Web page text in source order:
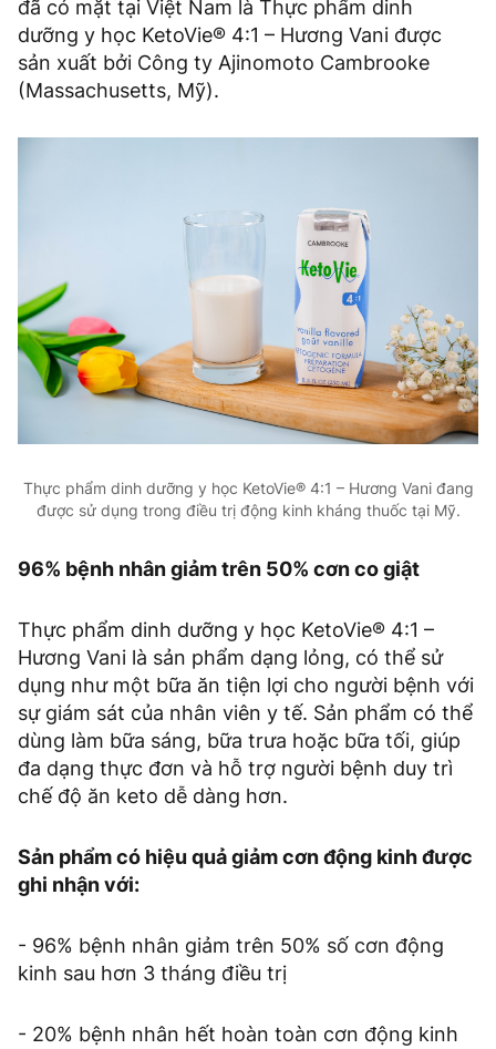
đã có mặt tại Việt Nam là Thực phẩm dinh
dưỡng y học KetoVie® 4:1 – Hương Vani được
sản xuất bởi Công ty Ajinomoto Cambrooke
(Massachusetts, Mỹ).
Thực phẩm dinh dưỡng y học KetoVie® 4:1 – Hương Vani đang
được sử dụng trong điều trị động kinh kháng thuốc tại Mỹ.
96% bệnh nhân giảm trên 50% cơn co giật
Thực phẩm dinh dưỡng y học KetoVie® 4:1 –
Hương Vani là sản phẩm dạng lỏng, có thể sử
dụng như một bữa ăn tiện lợi cho người bệnh với
sự giám sát của nhân viên y tế. Sản phẩm có thể
dùng làm bữa sáng, bữa trưa hoặc bữa tối, giúp
đa dạng thực đơn và hỗ trợ người bệnh duy trì
chế độ ăn keto dễ dàng hơn.
Sản phẩm có hiệu quả giảm cơn động kinh được
ghi nhận với:
- 96% bệnh nhân giảm trên 50% số cơn động
kinh sau hơn 3 tháng điều trị
- 20% bệnh nhân hết hoàn toàn cơn động kinh